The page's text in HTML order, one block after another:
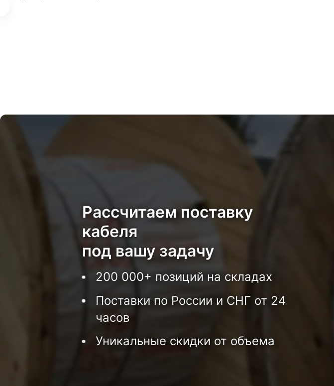
Рассчитаем поставку
кабеля
под вашу задачу
200 000+ позиций на складах
Поставки по России и СНГ от 24
часов
Уникальные скидки от объема